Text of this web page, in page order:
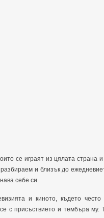
се играят из цялата страна
и близък до
себе си.
и киното, където
с присъствието и тембъра му.